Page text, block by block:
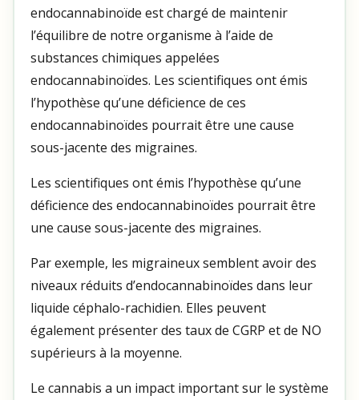
endocannabinoïde est chargé de maintenir
l’équilibre de notre organisme à l’aide de
substances chimiques appelées
endocannabinoïdes. Les scientifiques ont émis
l’hypothèse qu’une déficience de ces
endocannabinoïdes pourrait être une cause
sous-jacente des migraines.
Les scientifiques ont émis l’hypothèse qu’une
déficience des endocannabinoïdes pourrait être
une cause sous-jacente des migraines.
Par exemple, les migraineux semblent avoir des
niveaux réduits d’endocannabinoïdes dans leur
liquide céphalo-rachidien. Elles peuvent
également présenter des taux de CGRP et de NO
supérieurs à la moyenne.
Le cannabis a un impact important sur le système